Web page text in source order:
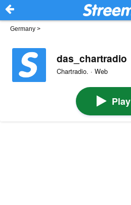
Germany >
das_chartradio
Chartradio. · Web
Play